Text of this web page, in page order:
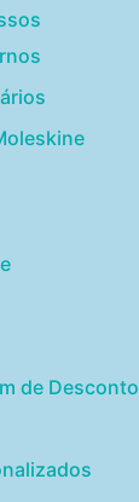
de Desconto